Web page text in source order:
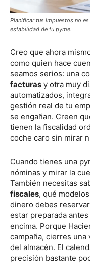
Planificar tus impuestos no
estabilidad de tu pyme.
Creo que ahora
como quien hace
seamos serios: una
facturas y otra muy
automatizados,
gestión real de tu
se engañan. Creen
tienen la fiscalidad
coche caro sin mirar
Cuando tienes una
nóminas y mirar la
También necesitas
fiscales, qué
dinero debes
estar preparada
encima. Porque
campaña, cierres
del almacén. El
precisión bastante